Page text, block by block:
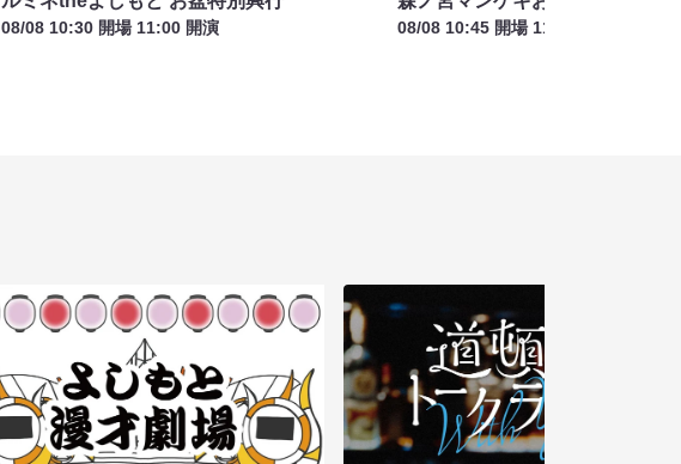
08/08 10:30 開場 11:00 開演 08/08 10:45 開場 11:00 開演